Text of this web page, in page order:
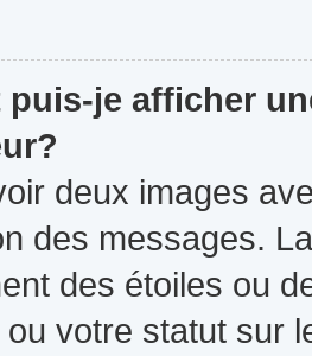
puis-je afficher
deux images
des messages.
des étoiles ou
votre statut sur